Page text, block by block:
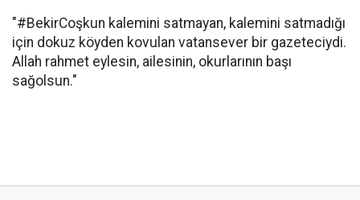
"#BekirCoşkun kalemini satmayan, kalemini satmadığı
için dokuz köyden kovulan vatansever bir gazeteciydi.
Allah rahmet eylesin, ailesinin, okurlarının başı
sağolsun."